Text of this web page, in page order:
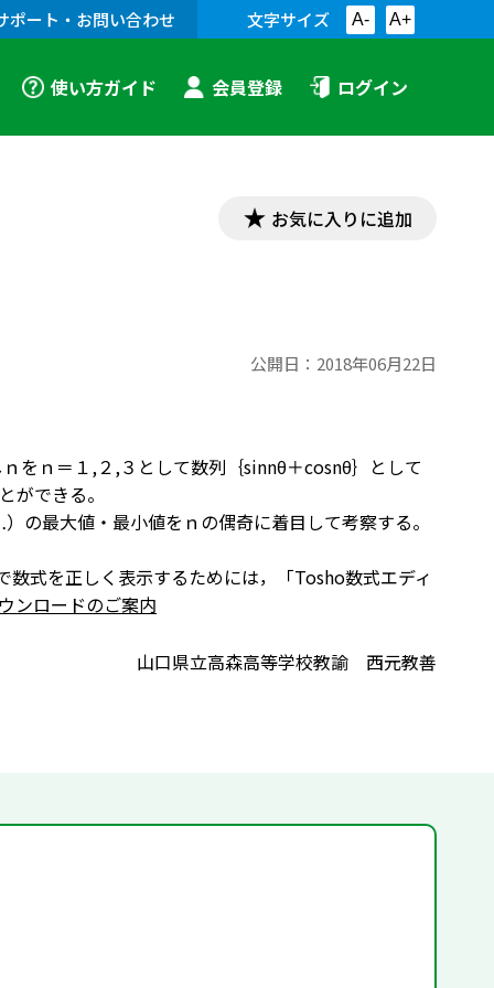
ポート・お問い合わせ 文字サイズ A- A+
使い方ガイド 会員登録 ログイン
お気に入りに追加
公開日： 2018年06月22日
をｎ＝１,２,３として数列｛sinnθ＋cosnθ｝として
ができる。
の最大値・最小値をｎの偶奇に着目して考察する。
式を正しく表示するためには，「Tosho数式エディ
ンロードのご案内
山口県立高森高等学校教諭 西元教善